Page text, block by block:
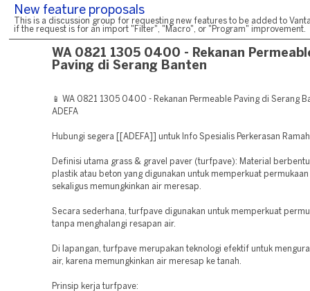
New feature proposals
This is a discussion group for requesting new features to be added to
if the request is for an import "Filter", "Macro", or "Program" improvement.
WA 0821 1305 0400 - Rekanan
Paving di Serang Banten
📱 WA 0821 1305 0400 - Rekanan Permeable Paving di Serang
ADEFA
Hubungi segera [[ADEFA]] untuk Info Spesialis Perkerasan
Definisi utama grass & gravel paver (turfpave): Material
plastik atau beton yang digunakan untuk memperkuat permukaan
sekaligus memungkinkan air meresap.
Secara sederhana, turfpave digunakan untuk memperkuat
tanpa menghalangi resapan air.
Di lapangan, turfpave merupakan teknologi efektif untuk
air, karena memungkinkan air meresap ke tanah.
Prinsip kerja turfpave: